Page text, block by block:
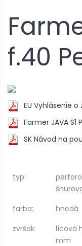
f.40
EU Vyhlásenie o
Farmer JAVA S1
SK Návod na
typ:
farba:
hnedá
zvršok:
lícová
mm